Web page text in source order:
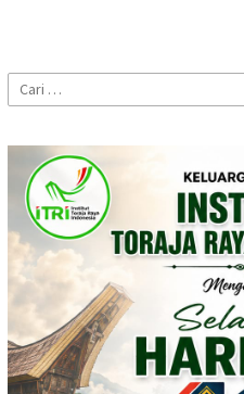
Cari
untuk: